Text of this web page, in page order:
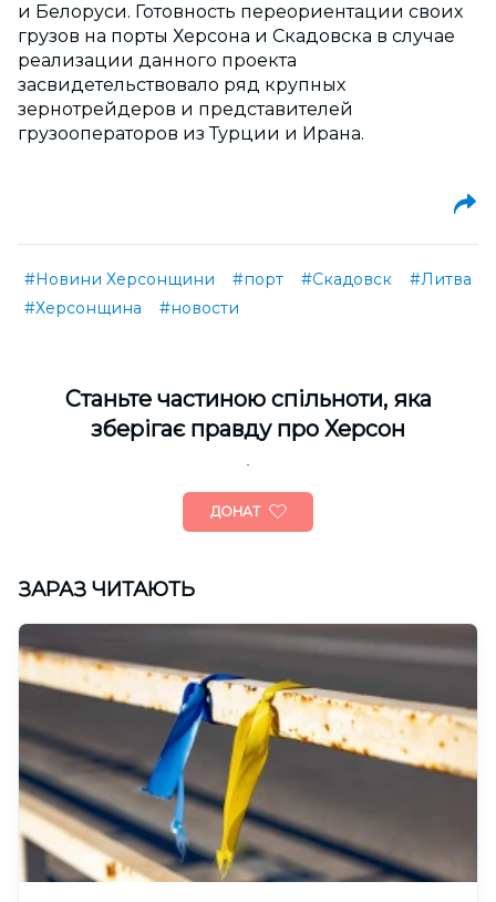
и Белоруси. Готовность переориентации своих
грузов на порты Херсона и Скадовска в случае
реализации данного проекта
засвидетельствовало ряд крупных
зернотрейдеров и представителей
грузооператоров из Турции и Ирана.
#Новини Херсонщини #порт #Скадовск
#Литва
#Херсонщина
#новости
Cтаньте частиною спільноти, яка
зберігає правду про Херсон
ДОНАТ
ЗАРАЗ ЧИТАЮТЬ